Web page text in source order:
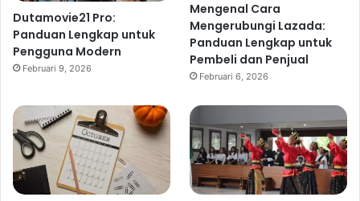
Dutamovie21 Pro:
Panduan Lengkap untuk
Pengguna Modern
Februari 9, 2026
Mengenal Cara
Mengerubungi Lazada:
Panduan Lengkap untuk
Pembeli dan Penjual
Februari 6, 2026